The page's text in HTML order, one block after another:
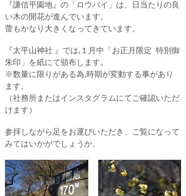
ail c
e
b
o
o
tt
er
e
n
a
e
『謙信平園地』の「ロウバイ」は、日当たりの良
い木の開花が進んでいます。
蕾もかなり大きくなってきています。
『太平山神社 』では,１月中「 お正月 限定 特別御
朱印」
を紙にて頒布します。
※数量に限りがある為,時期が変動する事があり
ます。
（社務所またはインスタグラムにてご確認いただ
けます）
参拝しながら足をお運びいただき、ご覧になって
みてはいかがでしょうか。